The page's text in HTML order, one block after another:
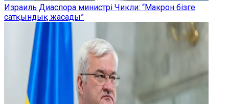
Израиль Диаспора министрі Чикли: “Макрон бізге
сатқындық жасады”